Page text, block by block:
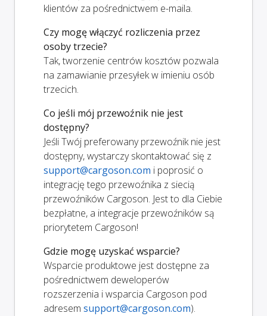
klientów za pośrednictwem e-maila.
Czy mogę włączyć rozliczenia przez
osoby trzecie?
Tak, tworzenie centrów kosztów pozwala
na zamawianie przesyłek w imieniu osób
trzecich.
Co jeśli mój przewoźnik nie jest
dostępny?
Jeśli Twój preferowany przewoźnik nie jest
dostępny, wystarczy skontaktować się z
support@cargoson.com i poprosić o
integrację tego przewoźnika z siecią
przewoźników Cargoson. Jest to dla Ciebie
bezpłatne, a integracje przewoźników są
priorytetem Cargoson!
Gdzie mogę uzyskać wsparcie?
Wsparcie produktowe jest dostępne za
pośrednictwem deweloperów
rozszerzenia i wsparcia Cargoson pod
adresem support@cargoson.com).